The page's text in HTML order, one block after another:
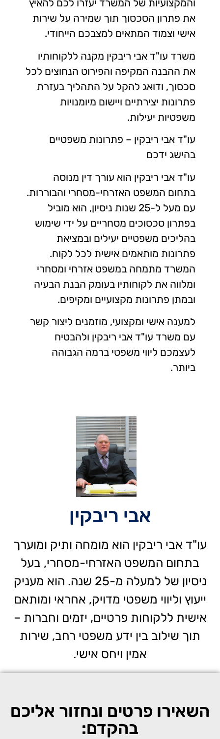
והמקצועיות של המשרד יעזרו לכם להאיץ
את פתרון הסכסוך תוך שמירה על שירות
אישי וצמוד המתאים למצבכם הייחודי.
משרד עו"ד אבי ריבקין מקנה ללקוחותיו
את ההבנה המקיפה והפירוט הנחוצים לכל
סכסוך, ודואג להקל על התהליך בעזרת
פתרונות יצירתיים ויישום מיומנויות
משפטיות יעילות.
עו"ד אבי ריבקין – פתרונות משפטיים
בהישג ידכם
עו"ד אבי ריבקין הוא עורך דין מנוסה
בתחום המשפט האזרחי-מסחרי והבוררות.
עם מעל ל-25 שנות ניסיון, הוא מוביל
בפתרון סכסוכים מסחריים על ידי שימוש
בהליכים משפטיים יעילים ובמציאת
פתרונות מותאמים אישית לכל לקוח.
המשרד מתמחה במשפט אזרחי ומסחרי
ומלווה את לקוחותיו בעומק הבנת הבעיה
ובמתן פתרונות מקצועיים ומקיפים.
למענה אישי ומקצועי, מוזמנים ליצור קשר
עם משרד עו"ד אבי ריבקין ולהבטיח
לעצמכם ליווי משפטי ברמה הגבוהה
ביותר.
אבי ריבקין
עו"ד אבי ריבקין הוא מומחה ותיק ומוערך
בתחום המשפט האזרחי-מסחרי, בעל
ניסיון של למעלה מ-25 שנה. הוא מעניק
ייעוץ וליווי משפטי מדויק, אחראי ומותאם
אישית ללקוחות פרטיים, יזמים וחברות –
תוך שילוב בין ידע משפטי רחב, שירות
אמין ויחס אישי.
השאירו פרטים ונחזור אליכם
בהקדם: